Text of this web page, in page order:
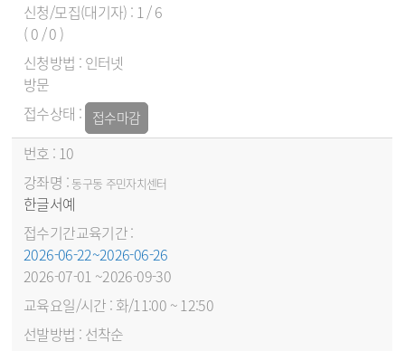
1 / 6
( 0 / 0 )
인터넷
방문
접수마감
10
동구동 주민자치센터
한글서예
2026-06-22~2026-06-26
2026-07-01 ~2026-09-30
화/11:00 ~ 12:50
선착순